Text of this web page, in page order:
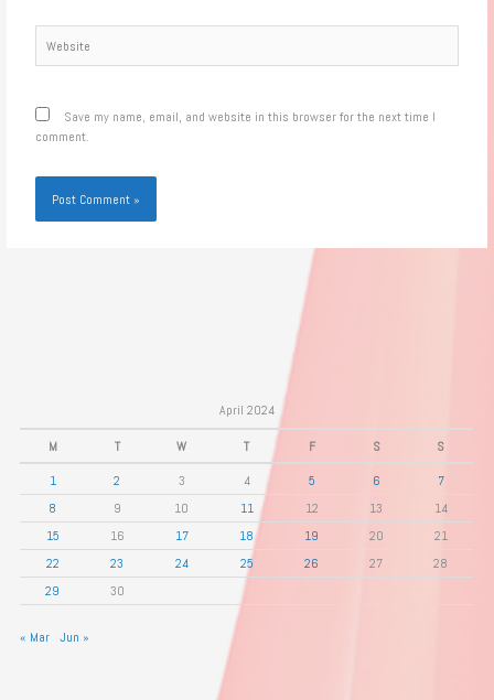
Save my name, email, and website in this browser for the next time I
comment.
April 2024
M T W T F S S
1 2 3 4 5 6
7
8
9 10 11 12 13
14
15
16 17 18 19 20
21
22
23 24 25 26 27
28
29
30
« Mar Jun »